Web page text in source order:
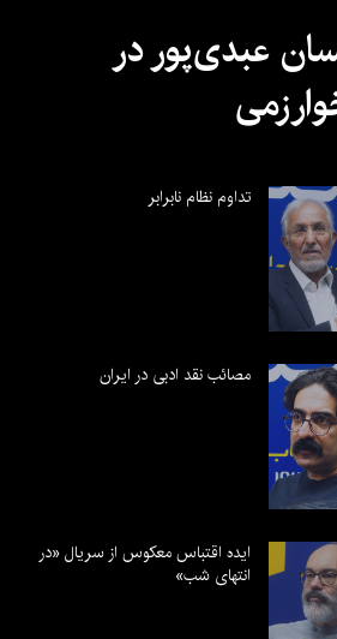
عبدی‌پور در
تداوم نظام نابرابر
مصائب نقد ادبی در ایران
ایده اقتباس معکوس از سریال «در
انتهای شب»